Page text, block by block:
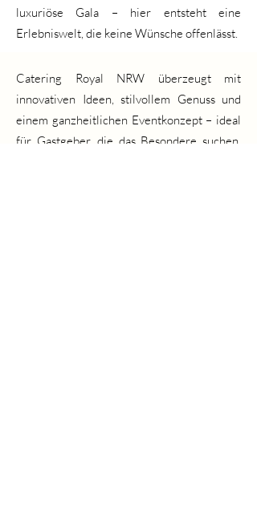
luxuriöse Gala – hier entsteht eine
Erlebniswelt, die keine Wünsche offenlässt.
Catering Royal NRW überzeugt mit
innovativen Ideen, stilvollem Genuss und
einem ganzheitlichen Eventkonzept – ideal
für Gastgeber, die das Besondere suchen.